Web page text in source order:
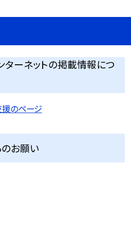
ターネットの掲載情報につ
援のページ
お願い